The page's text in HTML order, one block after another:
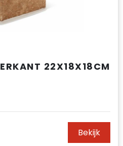
22X18X18CM
Bekijk